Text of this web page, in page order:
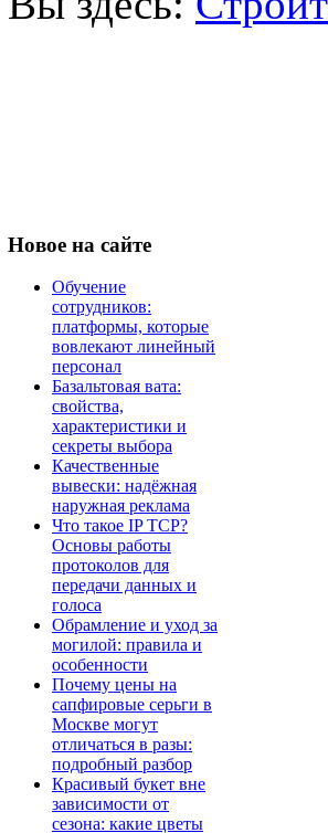
Новое на сайте
Обучение
сотрудников:
платформы, которые
вовлекают линейный
персонал
Базальтовая вата:
свойства,
характеристики и
секреты выбора
Качественные
вывески: надёжная
наружная реклама
Что такое IP TCP?
Основы работы
протоколов для
передачи данных и
голоса
Обрамление и уход за
могилой: правила и
особенности
Почему цены на
сапфировые серьги в
Москве могут
отличаться в разы:
подробный разбор
Красивый букет вне
зависимости от
сезона: какие цветы